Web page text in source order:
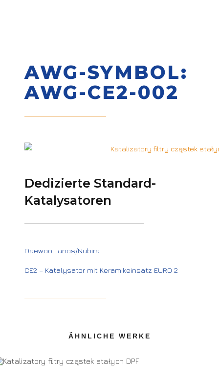
AWG-SYMBOL:
AWG-CE2-002
Dedizierte Standard-
Katalysatoren
Daewoo Lanos/Nubira
CE2 – Katalysator mit Keramikeinsatz EURO 2
ÄHNLICHE WERKE